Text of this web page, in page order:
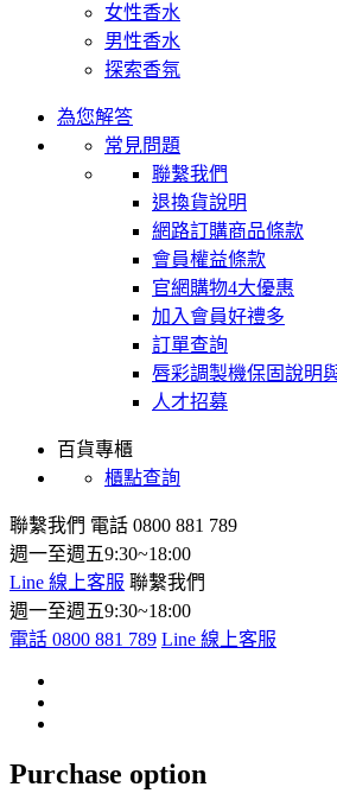
女性香水
男性香水
探索香氛
為您解答
常見問題
聯繫我們
退換貨說明
網路訂購商品條款
會員權益條款
官網購物4大優惠
加入會員好禮多
訂單查詢
唇彩調製機保固說明
人才招募
百貨專櫃
櫃點查詢
聯繫我們 電話 0800 881 789
週一至週五9:30~18:00
Line 線上客服 聯繫我們
週一至週五9:30~18:00
電話 0800 881 789 Line 線上客服
Purchase option